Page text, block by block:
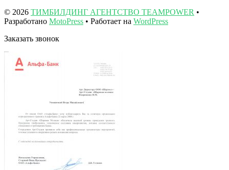
© 2026 ТИМБИЛДИНГ АГЕНТСТВО TEAMPOWER •
Разработано MotoPress • Работает на WordPress
Заказать звонок